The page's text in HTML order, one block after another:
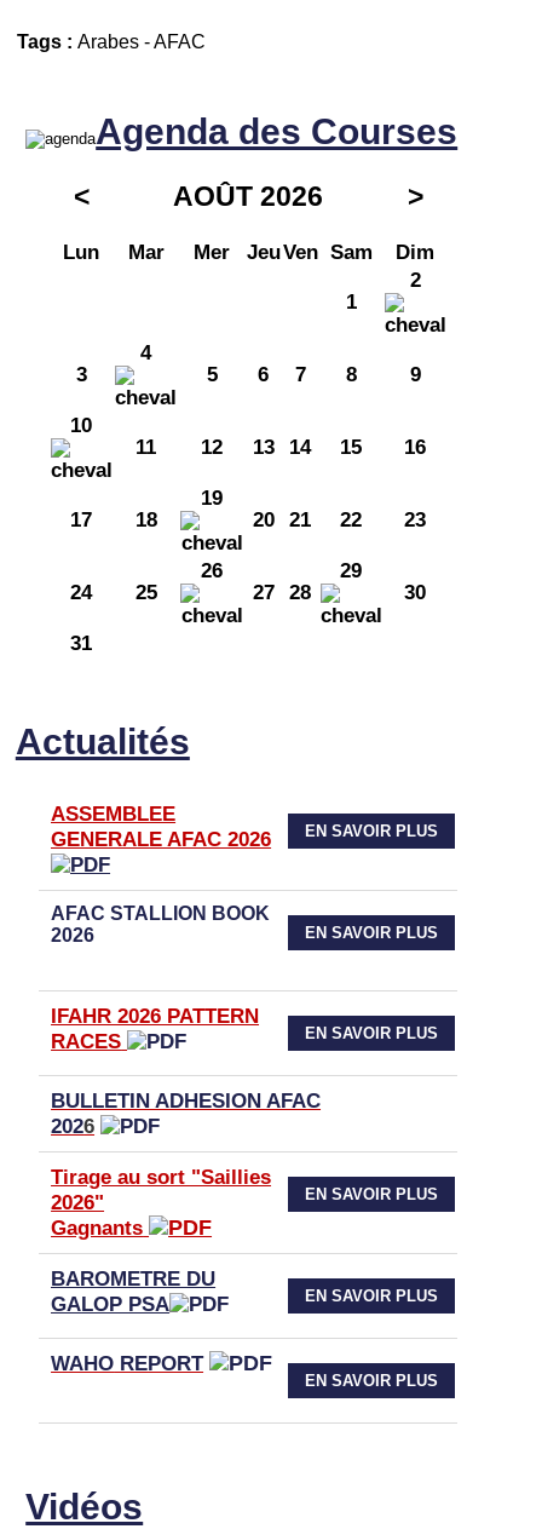
Tags : Arabes -AFAC
Agenda des Courses
< AOÛT 2026 >
Lun Mar Mer JeuVen Sam Dim
1
2
3
4
5
6 7 8 9
10
11
12 13 14 15 16
17 18
19
20
21 22 23
24 25
26
27
28
29
30
31
Actualités
ASSEMBLEE
GENERALE AFAC 2026
EN SAVOIR PLUS
AFAC STALLION BOOK
2026
EN SAVOIR PLUS
IFAHR 2026 PATTERN
RACES
EN SAVOIR PLUS
BULLETIN ADHESION AFAC
2026
Tirage au sort "Saillies
2026"
Gagnants
EN SAVOIR PLUS
BAROMETRE DU
GALOP PSA
EN SAVOIR PLUS
WAHO REPORT
EN SAVOIR PLUS
Vidéos